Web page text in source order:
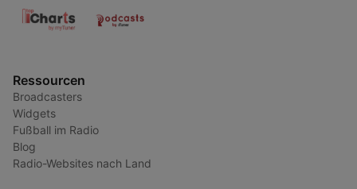
Ressourcen
Broadcasters
Widgets
Fußball im Radio
Blog
Radio-Websites nach Land